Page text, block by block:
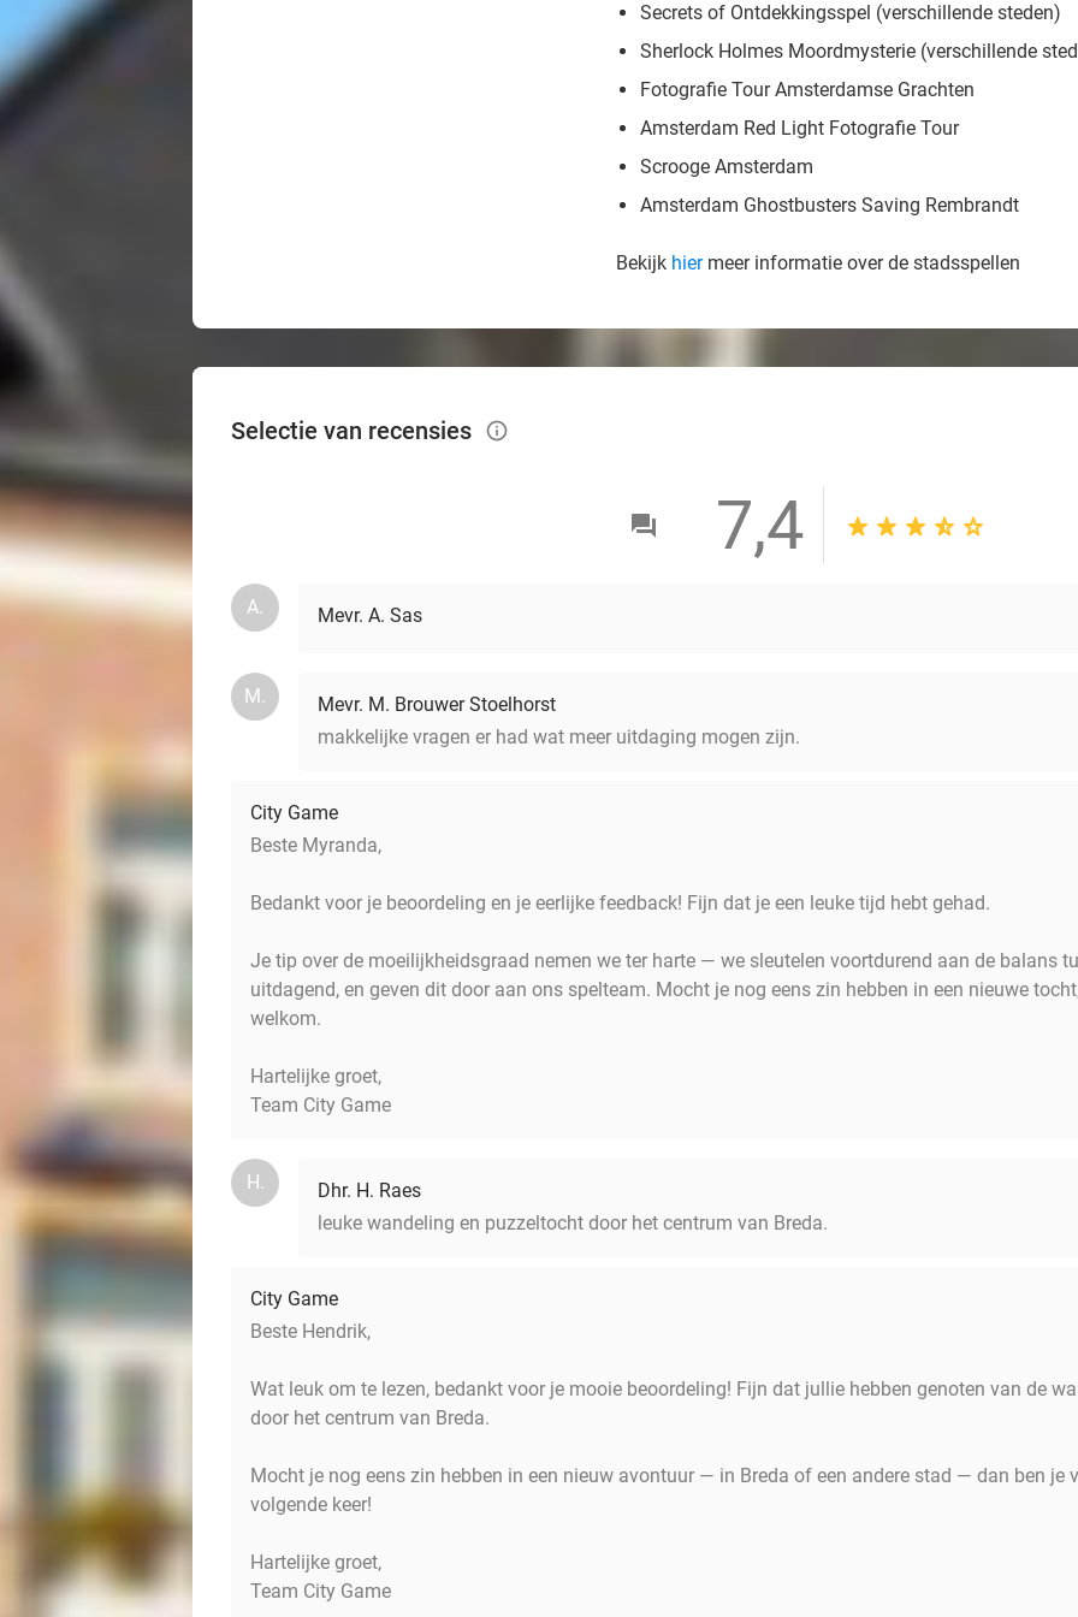
Secrets of Ontdekkingsspel (verschillende steden)
Sherlock Holmes Moordmysterie (verschillende
Fotografie Tour Amsterdamse Grachten
Amsterdam Red Light Fotografie Tour
Scrooge Amsterdam
Amsterdam Ghostbusters Saving Rembrandt
Bekijk hiermeer informatie over de stadsspellen
Selectie van recensies info_outlined
7,4
A. Mevr. A. Sas
M.
Mevr. M. Brouwer Stoelhorst
makkelijke vragen er had wat meer uitdaging mogen zijn.
City Game
Beste Myranda,
Bedankt voor je beoordeling en je eerlijke feedback! Fijn dat je een leuke tijd hebt gehad.
Je tip over de moeilijkheidsgraad nemen we ter harte — we sleutelen voortdurend aan de balans
uitdagend, en geven dit door aan ons spelteam. Mocht je nog eens zin hebben in een nieuwe
welkom.
Hartelijke groet,
Team City Game
H.
Dhr. H. Raes
leuke wandeling en puzzeltocht door het centrum van Breda.
City Game
Beste Hendrik,
Wat leuk om te lezen, bedankt voor je mooie beoordeling! Fijn dat jullie hebben genoten van de
door het centrum van Breda.
Mocht je nog eens zin hebben in een nieuw avontuur — in Breda of een andere stad — dan ben je
volgende keer!
Hartelijke groet,
Team City Game